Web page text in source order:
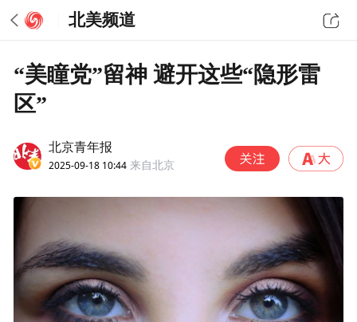
北美频道
“美瞳党”留神 避开这些“隐形雷
区”
北京青年报
2025-09-18 10:44 来自北京